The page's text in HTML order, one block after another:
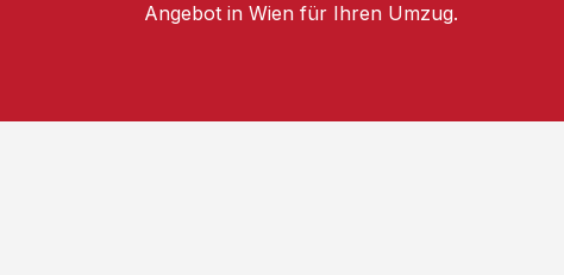
Angebot in Wien für Ihren Umzug.